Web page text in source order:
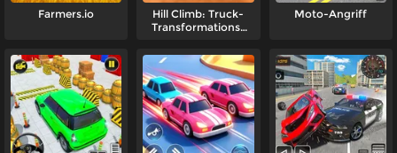
Farmers.io
Hill Climb: Truck-
Transformations-
Moto-Angriff